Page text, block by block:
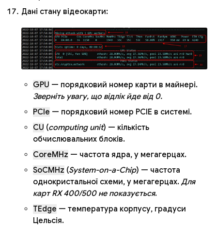
Дані стану відеокарти:
GPU — порядковий номер карти в майнері.
Зверніть увагу, що відлік йде від 0.
PCIe — порядковий номер PCIE в системі.
CU (computing unit) — кількість
обчислювальних блоків.
CoreMHz — частота ядра, у мегагерцах.
SoCMHz (System-on-a-Chip) — частота
однокристальної схеми, у мегагерцах. Для
карт RX 400/500 не показується.
TEdge — температура корпусу, градуси
Цельсія.